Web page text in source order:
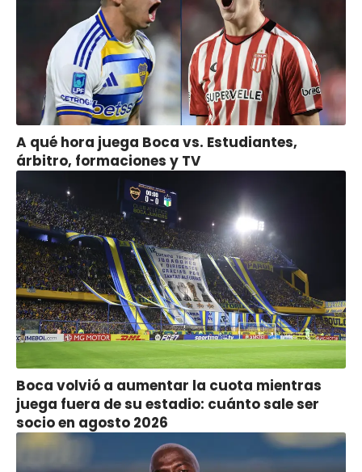
A qué hora juega Boca vs. Estudiantes,
árbitro, formaciones y TV
Boca volvió a aumentar la cuota mientras
juega fuera de su estadio: cuánto sale ser
socio en agosto 2026